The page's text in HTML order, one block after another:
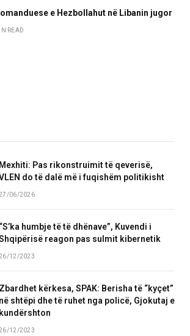
e Hezbollahut në Libanin jugor
READ
Mexhiti: Pas rikonstruimit të qeverisë,
do të dalë më i fuqishëm politikisht
06/2026
“S’ka humbje të të dhënave”, Kuvendi i
reagon pas sulmit kibernetik
12/2023
Zbardhet kërkesa, SPAK: Berisha të “kyçet”
në shtëpi dhe të ruhet nga policë, Gjokutaj e
kundërshton
12/2023